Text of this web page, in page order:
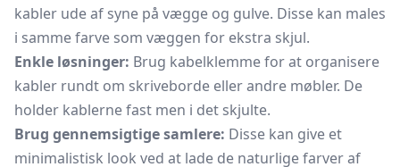
kabler ude af syne på vægge og gulve. Disse kan males
i samme farve som væggen for ekstra skjul.
Enkle løsninger: Brug kabelklemmefor at organisere
kabler rundt om skriveborde eller andre møbler. De
holder kablerne fast men i det skjulte.
Brug gennemsigtige samlere: Disse kan give et
minimalistisk look ved at lade de naturlige farver af